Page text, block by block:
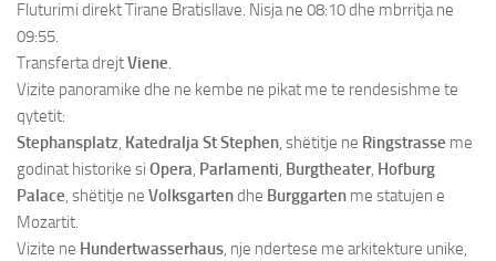
Fluturimi direkt Tirane Bratisllave. Nisja ne 08:10 dhe mbrritja ne
09:55.
Transferta drejtViene.
Vizite panoramike dhe ne kembe ne pikat me te rendesishme te
qytetit:
Stephansplatz, Katedralja St Stephen, shëtitje ne Ringstrasse me
godinat historike si Opera, Parlamenti, Burgtheater, Hofburg
Palace, shëtitje ne Volksgartendhe Burggarten me statujen e
Mozartit.
Vizite ne Hundertwasserhaus, nje ndertese me arkitekture unike,